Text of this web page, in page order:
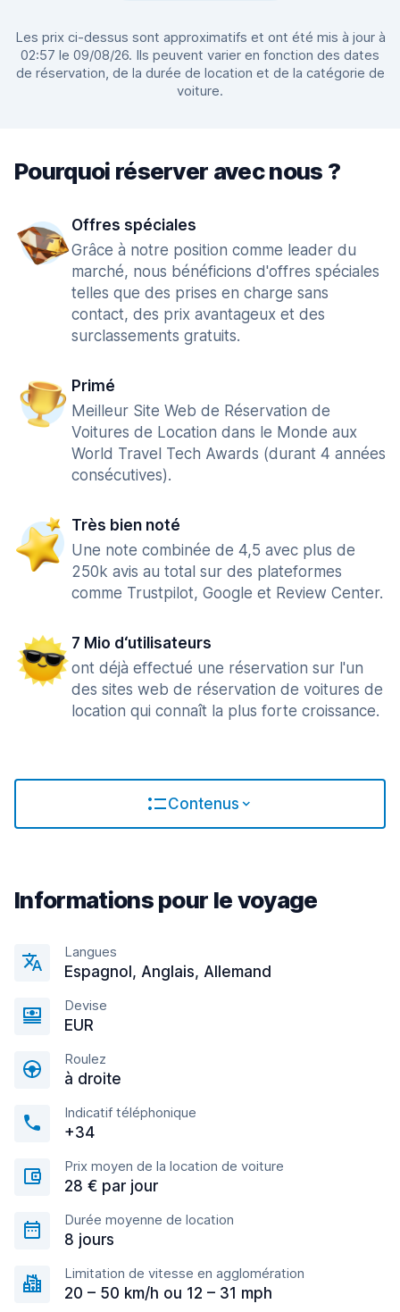
Les prix ci-dessus sont approximatifs et ont été mis à jour à
02:57 le 09/08/26. Ils peuvent varier en fonction des dates
de réservation, de la durée de location et de la catégorie de
voiture.
Pourquoi réserver avec nous ?
Offres spéciales
Grâce à notre position comme leader du
marché, nous bénéficions d'offres spéciales
telles que des prises en charge sans
contact, des prix avantageux et des
surclassements gratuits.
Primé
Meilleur Site Web de Réservation de
Voitures de Location dans le Monde aux
World Travel Tech Awards (durant 4 années
consécutives).
Très bien noté
Une note combinée de 4,5 avec plus de
250k avis au total sur des plateformes
comme Trustpilot, Google et Review Center.
7 Mio d‘utilisateurs
ont déjà effectué une réservation sur l'un
des sites web de réservation de voitures de
location qui connaît la plus forte croissance.
Contenus
Informations pour le voyage
Langues
Espagnol, Anglais, Allemand
Devise
EUR
Roulez
à droite
Indicatif téléphonique
+34
Prix moyen de la location de voiture
28 € par jour
Durée moyenne de location
8 jours
Limitation de vitesse en agglomération
20 – 50 km/h ou 12 – 31 mph